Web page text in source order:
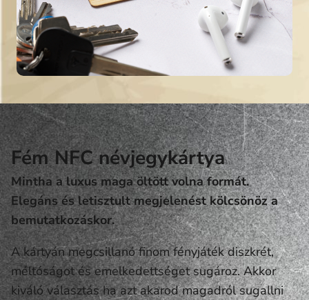
Fém NFC névjegykártya
Mintha a luxus maga öltött volna formát.
Elegáns és letisztult megjelenést kölcsönöz a
bemutatkozáskor.
A kártyán megcsillanó finom fényjáték diszkrét,
méltóságot és emelkedettséget sugároz. Akkor
kiváló választás ha azt akarod magadról sugallni